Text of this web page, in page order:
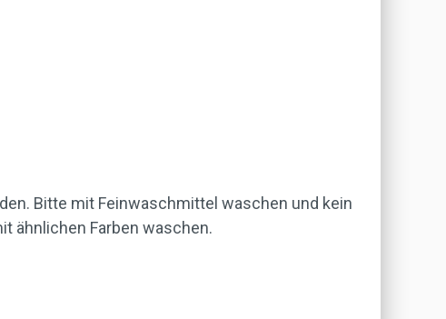
Bitte mit Feinwaschmittel waschen und kein
ähnlichen Farben waschen.